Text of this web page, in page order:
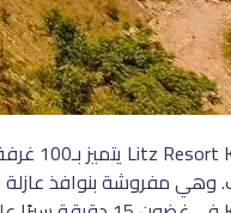
وهي مفروشة بنوافذ